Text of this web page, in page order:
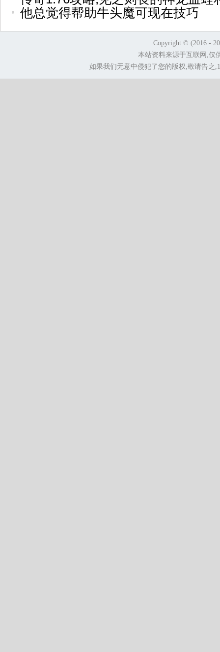
他总觉得帮助牛头魔可现在技巧
Copyright © (2016 -
本站资料来源于互联网,仅
如果我们无意中侵犯了您的版权,敬请告之